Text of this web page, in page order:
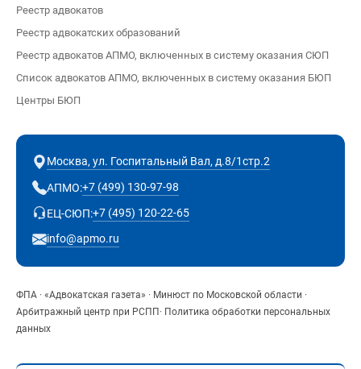
Реестр адвокатов
Реестр адвокатских образований
Реестр адвокатов АПМО, включенных в систему оказания СЮП
Список адвокатов АПМО, включенных в систему оказания БЮП
Центры БЮП
Москва, ул. Госпитальный Вал, д.8/1стр.2
АПМО:+7 (499) 130-97-98
ЕЦ-СЮП:+7 (495) 120-22-65
info@apmo.ru
ФПА · «Адвокатская газета» · Минюст по Московской области ·
Арбитражный центр при РСПП · Политика обработки персональных
данных